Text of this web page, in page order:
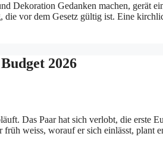
Dekoration Gedanken machen,
die vor dem Gesetz gültig ist. Eine
2026
Das Paar hat sich verlobt, die
weiss, worauf er sich einlässt, plant